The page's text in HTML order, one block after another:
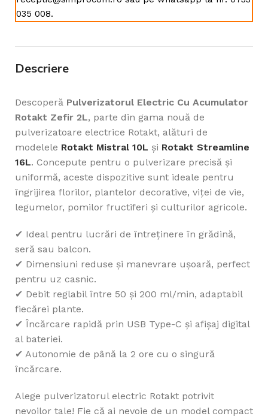
035 008.
Descriere
Descoperă Pulverizatorul Electric Cu Acumulator
Rotakt Zefir 2L, parte din gama nouă de
pulverizatoare electrice Rotakt, alături de
modelele Rotakt Mistral 10L și Rotakt Streamline
16L. Concepute pentru o pulverizare precisă și
uniformă, aceste dispozitive sunt ideale pentru
îngrijirea florilor, plantelor decorative, viței de vie,
legumelor, pomilor fructiferi și culturilor agricole.
✔ Ideal pentru lucrări de întreținere în grădină,
seră sau balcon.
✔ Dimensiuni reduse și manevrare ușoară, perfect
pentru uz casnic.
✔ Debit reglabil între 50 și 200 ml/min, adaptabil
fiecărei plante.
✔ Încărcare rapidă prin USB Type-C și afișaj digital
al bateriei.
✔ Autonomie de până la 2 ore cu o singură
încărcare.
Alege pulverizatorul electric Rotakt potrivit
nevoilor tale! Fie că ai nevoie de un model compact